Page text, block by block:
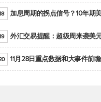
加息周期的拐点信号？10年期美债收益率持续低于
外汇交易提醒：超级周来袭美元温和反弹
11月28日重点数据和大事件前瞻